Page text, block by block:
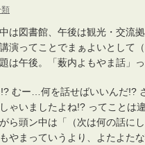
は図書館、午後は観光・交流
演ってことでまぁよいとして
は午後。「薮内よもやま話」っ
むー…何を話せばいいんだ!?
ゃいましたよね!? ってこと
ら頭ン中は「（次は何の話に
やまっていうより、よたよた